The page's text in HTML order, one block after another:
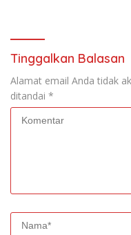
Tinggalkan Balasan
Alamat email Anda tidak
ditandai *